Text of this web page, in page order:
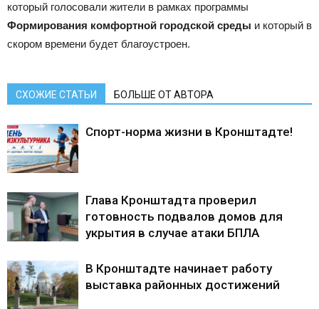
который голосовали жители в рамках программы
Формирования комфортной городской среды и который в
скором времени будет благоустроен.
СХОЖИЕ СТАТЬИ БОЛЬШЕ ОТ АВТОРА
Спорт-норма жизни в Кронштадте!
Глава Кронштадта проверил
готовность подвалов домов для
укрытия в случае атаки БПЛА
В Кронштадте начинает работу
выставка районных достижений